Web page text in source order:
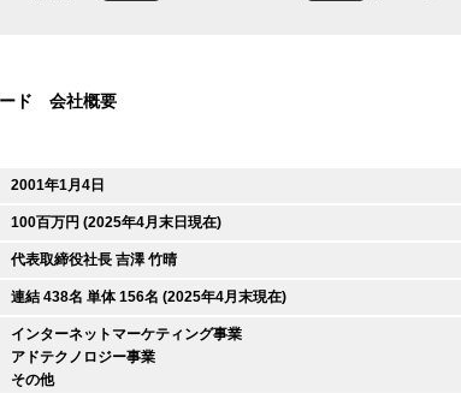
ード 会社概要
2001年1月4日
100百万円 (2025年4月末日現在)
代表取締役社長 吉澤 竹晴
連結 438名 単体 156名 (2025年4月末現在)
インターネットマーケティング事業
アドテクノロジー事業
その他